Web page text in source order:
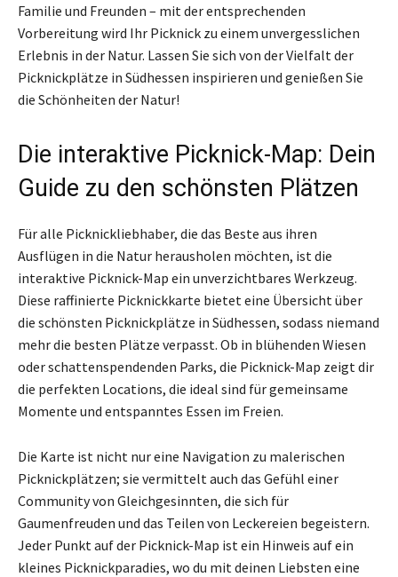
Familie und Freunden – mit der entsprechenden
Vorbereitung wird Ihr Picknick zu einem unvergesslichen
Erlebnis in der Natur. Lassen Sie sich von der Vielfalt der
Picknickplätze in Südhessen inspirieren und genießen Sie
die Schönheiten der Natur!
Die interaktive Picknick-Map: Dein
Guide zu den schönsten Plätzen
Für alle Picknickliebhaber, die das Beste aus ihren
Ausflügen in die Natur herausholen möchten, ist die
interaktive Picknick-Map ein unverzichtbares Werkzeug.
Diese raffinierte Picknickkarte bietet eine Übersicht über
die schönsten Picknickplätze in Südhessen, sodass niemand
mehr die besten Plätze verpasst. Ob in blühenden Wiesen
oder schattenspendenden Parks, die Picknick-Map zeigt dir
die perfekten Locations, die ideal sind für gemeinsame
Momente und entspanntes Essen im Freien.
Die Karte ist nicht nur eine Navigation zu malerischen
Picknickplätzen; sie vermittelt auch das Gefühl einer
Community von Gleichgesinnten, die sich für
Gaumenfreuden und das Teilen von Leckereien begeistern.
Jeder Punkt auf der Picknick-Map ist ein Hinweis auf ein
kleines Picknickparadies, wo du mit deinen Liebsten eine